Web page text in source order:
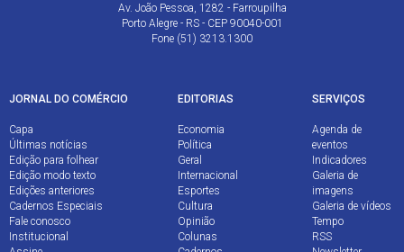
Av. João Pessoa, 1282 - Farroupilha
Porto Alegre - RS - CEP 90040-001
Fone (51) 3213.1300
JORNAL DO COMÉRCIO
Capa
Últimas notícias
Edição para folhear
Edição modo texto
Edições anteriores
Cadernos Especiais
Fale conosco
Institucional
EDITORIAS
Economia
Política
Geral
Internacional
Esportes
Cultura
Opinião
Colunas
SERVIÇOS
Agenda de
eventos
Indicadores
Galeria de
imagens
Galeria de vídeos
Tempo
RSS